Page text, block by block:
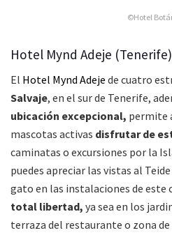
©Hotel
Hotel Mynd Adeje (Tenerife)
El Hotel Mynd Adeje de cuatro
Salvaje, en el sur de Tenerife,
ubicación excepcional, permite
mascotas activas disfrutar de
caminatas o excursiones por la
puedes apreciar las vistas al
gato en las instalaciones de este
total libertad, ya sea en los
terraza del restaurante o zona de